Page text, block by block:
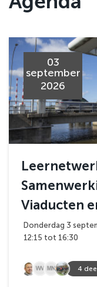
03
september
2026
Viaducten
Donderdag 3
12:15 tot 16:30
4